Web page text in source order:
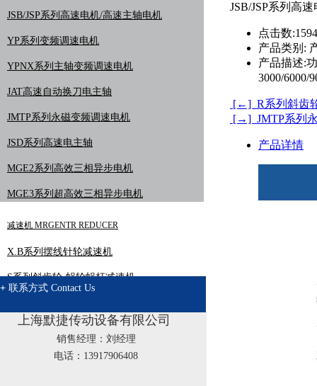
JSB/JSP系列高
点击数:
产品类别:
产品描述:
3000/6000/
[←] R系列斜齿
[→] JMTP系列
产品详情
JSB/JSP系列高速电机/高速主轴电机
YP系列变频调速电机
YPNX系列主轴变频调速电机
JAT高速自动换刀电主轴
JMTP系列永磁变频调速电机
JSD系列高速电主轴
MGE2系列高效三相异步电机
MGE3系列超高效三相异步电机
减速机 MRGENTR REDUCER
X.B系列摆线针轮减速机
S系列斜齿轮-蜗轮蜗杆减速机
K系列斜齿轮-螺旋伞齿轮减速机
WP系列蜗杆蜗轮减速机
+ 联系方式 Contact Us
上海默捷传动设备有限公司
销售经理：刘经理
电话：13917906408